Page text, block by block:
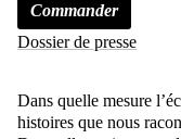
Commander
Dossier de presse
Dans quelle mesure
histoires que nous